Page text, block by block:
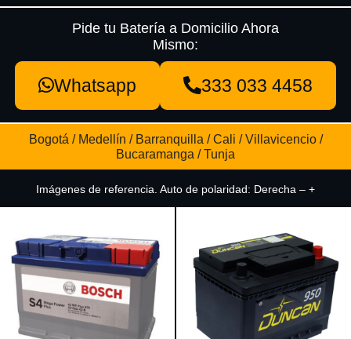
Pide tu Batería a Domicilio Ahora
Mismo:
Whatsapp 333 033 4458
Bogotá / Medellín / Barranquilla / Cali / Villavicencio /
Bucaramanga / Tunja
Imágenes de referencia. Auto de polaridad: Derecha – +